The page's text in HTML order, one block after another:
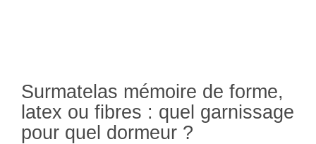
Surmatelas mémoire de forme,
latex ou fibres : quel garnissage
pour quel dormeur ?